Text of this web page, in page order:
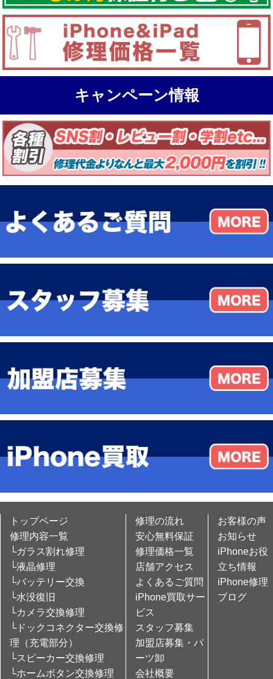
キャンペーン情報
トップページ
修理内容一覧
└ガラス割れ修理
└液晶修理
└バッテリー交換
└水没復旧
└カメラ交換修理
└ドックコネクター交換修
理（充電部分）
└スピーカー交換修理
└ホームボタン交換修理
修理の流れ
安心無料保証
修理価格一覧
店舗アクセス
よくあるご質問
iPhone買取サー
ビス
スタッフ募集
加盟店募集・パ
ーツ卸
会社概要
お客様の声
お知らせ
iPhoneお役
立ち情報
iPhone修理
ブログ